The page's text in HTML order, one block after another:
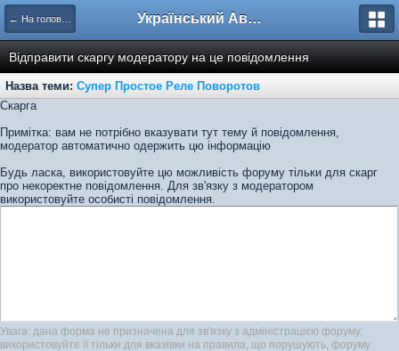
← На головну Український Автоклуб ВАЗ
Відправити скаргу модератору на це повідомлення
Назва теми: Супер Простое Реле Поворотов
Скарга
Примітка: вам не потрібно вказувати тут тему й повідомлення,
модератор автоматично одержить цю інформацію
Будь ласка, використовуйте цю можливість форуму тільки для скарг
про некоректне повідомлення. Для зв'язку з модератором
використовуйте особисті повідомлення.
Увага: дана форма не призначена для зв'язку з адміністрацією форуму,
використовуйте її тільки для вказівки на правила, що порушують, форуму